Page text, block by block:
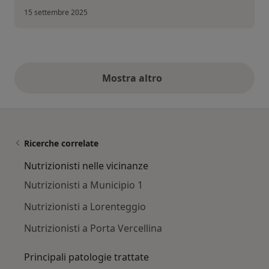
15 settembre 2025
Mostra altroopinioni di cui sopra
Ricerche correlate
Nutrizionisti nelle vicinanze
Nutrizionisti a Municipio 1
Nutrizionisti a Lorenteggio
Nutrizionisti a Porta Vercellina
Principali patologie trattate